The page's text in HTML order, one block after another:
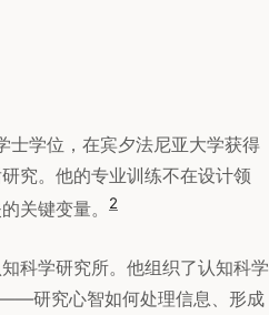
士学位，在宾夕法尼亚大学获得
究。他的专业训练不在设计领
关键变量。
2
科学研究所。他组织了认知科学
研究心智如何处理信息、形成